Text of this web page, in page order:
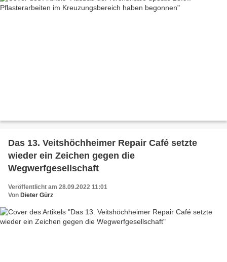
Das 13. Veitshöchheimer Repair Café setzte
wieder ein Zeichen gegen die
Wegwerfgesellschaft
Veröffentlicht am 28.09.2022 11:01
Von Dieter Gürz